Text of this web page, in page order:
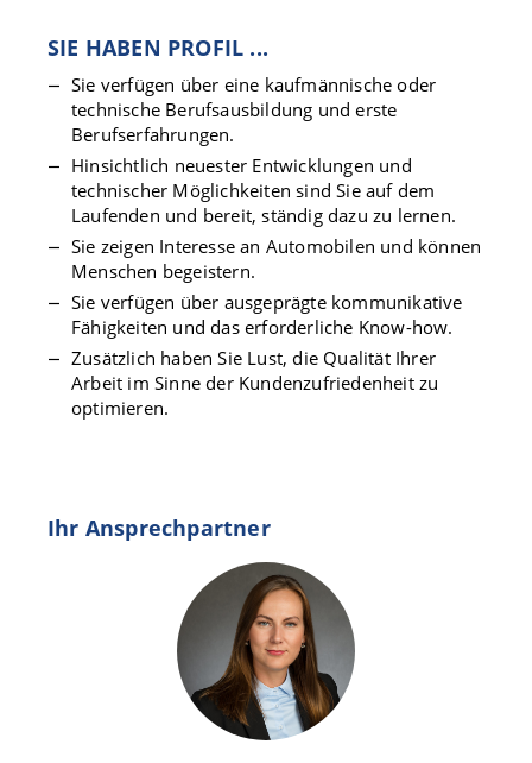
SIE HABEN PROFIL ...
Sie verfügen über eine kaufmännische oder
technische Berufsausbildung und erste
Berufserfahrungen.
Hinsichtlich neuester Entwicklungen und
technischer Möglichkeiten sind Sie auf dem
Laufenden und bereit, ständig dazu zu lernen.
Sie zeigen Interesse an Automobilen und können
Menschen begeistern.
Sie verfügen über ausgeprägte kommunikative
Fähigkeiten und das erforderliche Know-how.
Zusätzlich haben Sie Lust, die Qualität Ihrer
Arbeit im Sinne der Kundenzufriedenheit zu
optimieren.
Ihr Ansprechpartner